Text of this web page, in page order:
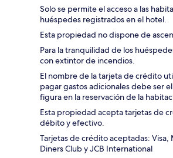
Solo se permite el acceso a las
huéspedes registrados en el hotel.
Esta propiedad no dispone de
Para la tranquilidad de los
con extintor de incendios.
El nombre de la tarjeta de crédito
pagar gastos adicionales debe ser
figura en la reservación de la
Esta propiedad acepta tarjetas de
débito y efectivo.
Tarjetas de crédito aceptadas: Visa,
Diners Club y JCB International